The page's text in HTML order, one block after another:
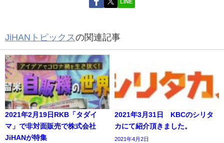
LINE
JiHANトピックスの関連記事
2021年2月19日RKB「タダイ
マ」で非対面販売で株式会社
JiHANが特集
2021年3月31日 KBCのシリタ
カにて紹介頂きました。
2021年4月2日